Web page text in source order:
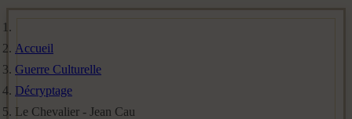
Accueil
Guerre Culturelle
Décryptage
Le Chevalier - Jean Cau